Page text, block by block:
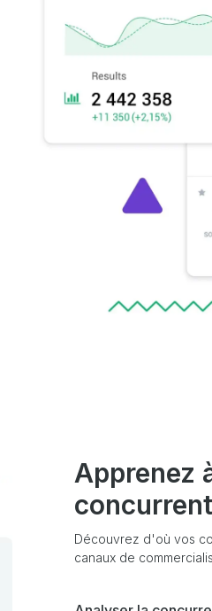
Apprenez
Découvrez d'où vos
canaux de